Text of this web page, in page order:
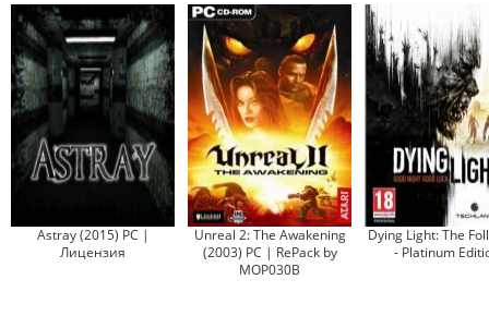
Astray (2015) PC |
Лицензия
Unreal 2: The Awakening
(2003) PC | RePack by
MOP030B
Dying Light: The
- Platinum